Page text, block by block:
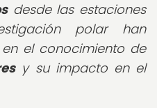
desde las estaciones
polar han
el conocimiento de
y su impacto en el